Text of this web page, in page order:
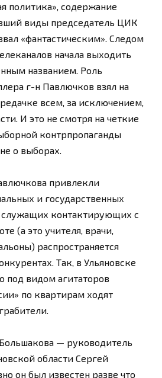
политика», содержание
виды председатель ЦИК
«фантастическим». Следом
начала выходить
названием. Роль
г-н Павлючков взял на
всем, за исключением,
И это не смотря на четкие
контрпропаганды
о выборах.
привлекли
и государственных
контактирующих с
(а это учителя, врачи,
распространяется
Так, в Ульяновске
под видом агитаторов
по квартирам ходят
— руководитель
области Сергей
он был известен разве что